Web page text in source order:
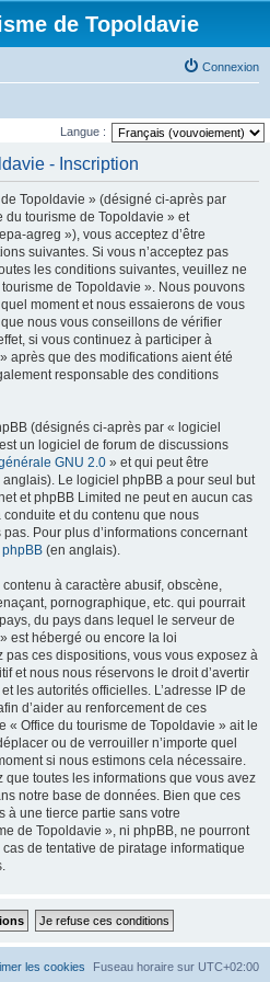
de Topoldavie
Connexion
Langue :
- Inscription
Topoldavie » (désigné ci-après par
du tourisme de Topoldavie » et
agreg »), vous acceptez d’être
suivantes. Si vous n’acceptez pas
les conditions suivantes, veuillez ne
de Topoldavie ». Nous pouvons
moment et nous essaierons de vous
nous vous conseillons de vérifier
si vous continuez à participer à
après que des modifications aient été
responsable des conditions
(désignés ci-après par « logiciel
un logiciel de forum de discussions
GNU 2.0 » et qui peut être
anglais). Le logiciel phpBB a pour seul but
et phpBB Limited ne peut en aucun cas
et du contenu que nous
Pour plus d’informations concernant
phpBB (en anglais).
à caractère abusif, obscène,
pornographique, etc. qui pourrait
du pays dans lequel le serveur de
est hébergé ou encore la loi
ces dispositions, vous vous exposez à
et nous nous réservons le droit d’avertir
les autorités officielles. L’adresse IP de
d’aider au renforcement de ces
« Office du tourisme de Topoldavie » ait le
ou de verrouiller n’importe quel
si nous estimons cela nécessaire.
que toutes les informations que vous avez
notre base de données. Bien que ces
à une tierce partie sans votre
de Topoldavie », ni phpBB, ne pourront
de tentative de piratage informatique
Fuseau horaire sur UTC+02:00
les cookies